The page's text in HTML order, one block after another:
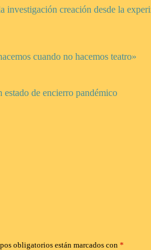
creación desde la
cuando no hacemos teatro»
de encierro pandémico
obligatorios están marcados con *